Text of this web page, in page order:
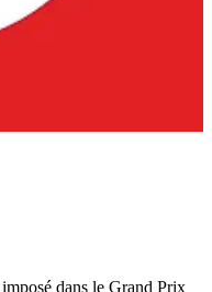
dans le Grand Prix